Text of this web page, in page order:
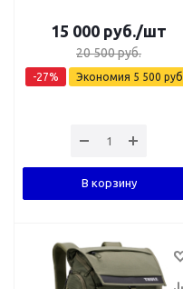
15 000 руб./шт
20 500руб.
-27% Экономия 5 500 руб.
В корзину